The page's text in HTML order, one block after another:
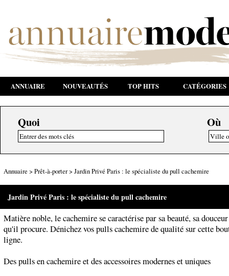
ANNUAIRE NOUVEAUTÉS TOP HITS CATÉGORIES
Quoi Où
Annuaire > Prêt-à-porter> Jardin Privé Paris : le spécialiste du pull cachemire
Jardin Privé Paris : le spécialiste du pull cachemire
Matière noble, le cachemire se caractérise par sa beauté, sa
qu'il procure. Dénichez vos pulls cachemire de qualité sur cette
ligne.
Des pulls en cachemire et des accessoires modernes et uniques